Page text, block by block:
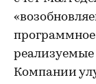
программное
реализуемые
Компании